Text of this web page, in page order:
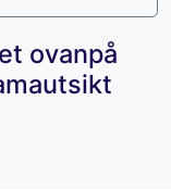
ovanpå